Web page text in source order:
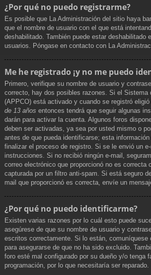
¿Por qué no puedo registrarme?
Es posible que La Administración del sitio haya
que el nombre de usuario con el que está
deshabilitado. También puede estar deshabilitado
usuarios. Póngase en contacto con La
Me he registrado ¡y no me puedo
Primero, verifique su nombre de usuario y
correcto, hay dos posibles razones. Si el Sistema
(APPCO) está activado y cuando se registró
de 13 años entonces tendrá que seguir algunas
darán para activar la cuenta. Algunos foros
deben ser activadas, ya sea por usted mismo o
antes de que pueda identificarse; esta información
finalizar el proceso de registro. Si se le envió un
instrucciones. Si no recibió ningún e-mail,
correo electrónico que proporcionó no es correcta
capturada por un filtro anti-spam. Si está seguro
mail que proporcionó es correcta, envíe un
¿Por qué no puedo identificarme?
Existen varias razones por lo cuál esto puede
asegúrese de que su nombre de usuario y
escritos correctamente. Si lo están, comuníquese
para asegurarse de que no ha sido excluido.
foro esté mal configurado por su dueño y/o tenga
programación, por lo que necesitaría ser reparado.